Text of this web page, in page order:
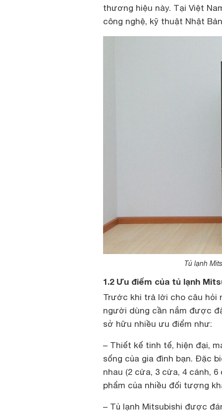
thương hiệu này. Tại Việt
công nghệ, kỹ thuật Nhật
Tủ lạnh
1.2 Ưu điểm của tủ lạnh
Trước khi trả lời cho câu hỏi
người dùng cần nắm được
sở hữu nhiều ưu điểm như:
– Thiết kế tinh tế, hiện đại,
sống của gia đình bạn. Đặc
nhau (2 cửa, 3 cửa, 4 cánh,
phẩm của nhiều đối tượng
– Tủ lạnh Mitsubishi được